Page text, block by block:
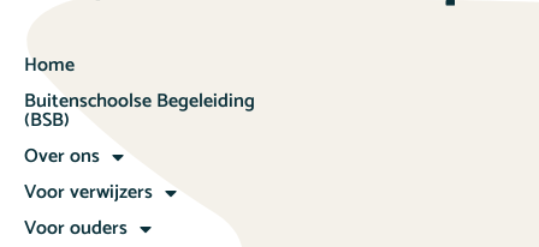
Home
Buitenschoolse Begeleiding
(BSB)
Over ons
Voor verwijzers
Voor ouders